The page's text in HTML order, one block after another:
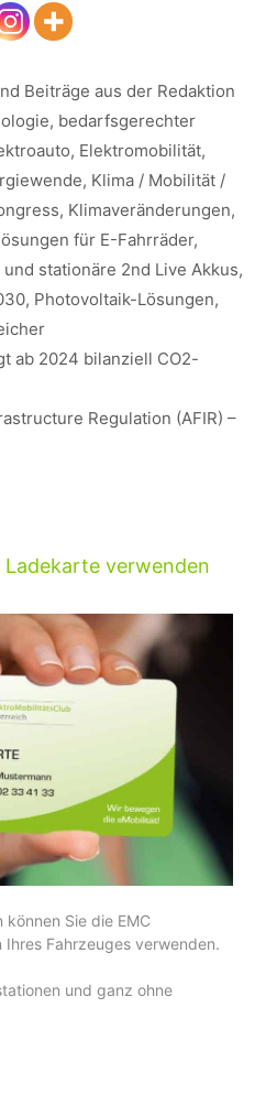
Beiträge aus der Redaktion
, bedarfsgerechter
, Elektromobilität,
, Klima / Mobilität /
, Klimaveränderungen,
für E-Fahrräder,
stationäre 2nd Live Akkus,
, Photovoltaik-Lösungen,
ab 2024 bilanziell CO2-
Regulation (AFIR) –
Ladekarte verwenden
Sie die EMC
Fahrzeuges verwenden.
und ganz ohne